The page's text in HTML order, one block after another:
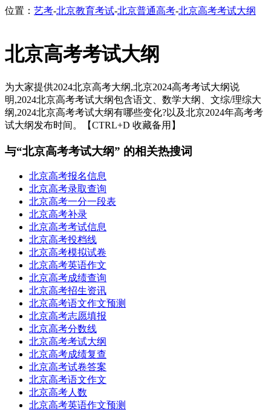
位置： 艺考-北京教育考试-北京普通高考-北京高考考试大纲
北京高考考试大纲
为大家提供2024北京高考大纲,北京2024高考考试大纲说
明,2024北京高考考试大纲包含语文、数学大纲、文综/理综大
纲,2024北京高考考试大纲有哪些变化?以及北京2024年高考考
试大纲发布时间。【CTRL+D 收藏备用】
与“北京高考考试大纲” 的相关热搜词
北京高考报名信息
北京高考录取查询
北京高考一分一段表
北京高考补录
北京高考考试信息
北京高考投档线
北京高考模拟试卷
北京高考英语作文
北京高考成绩查询
北京高考招生资讯
北京高考语文作文预测
北京高考志愿填报
北京高考分数线
北京高考考试大纲
北京高考成绩复查
北京高考试卷答案
北京高考语文作文
北京高考人数
北京高考英语作文预测